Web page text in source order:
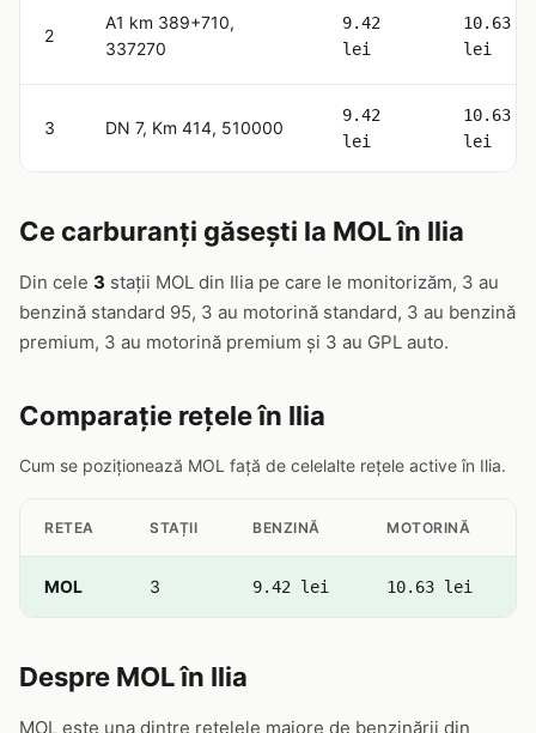
2
A1 km 389+710,
337270
9.42
lei
10.63
lei
3 DN 7, Km 414, 510000
9.42
lei
10.63
lei
Ce carburanți găsești la MOL în Ilia
Din cele 3 stații MOL din Ilia pe care le monitorizăm, 3 au
benzină standard 95, 3 au motorină standard, 3 au benzină
premium, 3 au motorină premium și 3 au GPL auto.
Comparație rețele în Ilia
Cum se poziționează MOL față de celelalte rețele active în Ilia.
RETEA STAȚII BENZINĂ MOTORINĂ
MOL 3 9.42 lei 10.63 lei
Despre MOL în Ilia
MOL este una dintre rețelele majore de benzinării din